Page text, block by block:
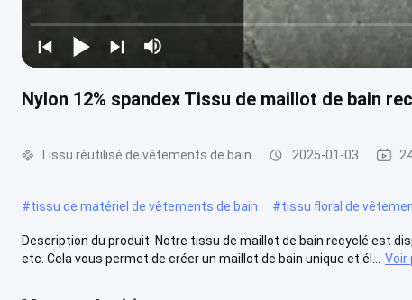
Nylon 12% spandex Tissu de maillot de bain
Tissu réutilisé de vêtements de bain 2025-01-03
#tissu de matériel de vêtements de bain #tissu floral de
Description du produit: Notre tissu de maillot de bain recyclé est
etc. Cela vous permet de créer un maillot de bain unique et él...
Voir